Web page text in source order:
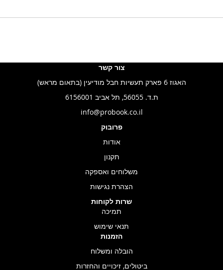
צור קשר
האגוז 6 פארק תעשיות חבל מודיעין (בתאום מראש)
ת.ד. 56055, תל אביב 6156001
info@probook.co.il
פרובוק
אודות
תקנון
משלוחים ואספקה
הצהרת נגישות
שרות לקוחות
תמיכה
תנאי שימוש
הזמנות
הובלה ומשלוח
ביטולים, זיכויים והחזרות